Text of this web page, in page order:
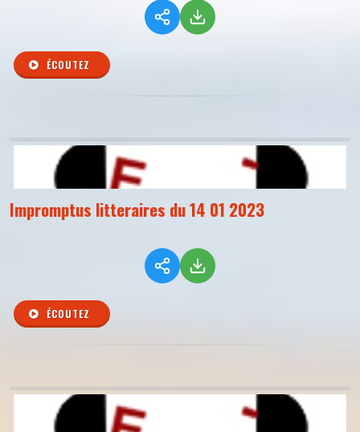
ÉCOUTEZ
Impromptus litteraires du 14 01 2023
ÉCOUTEZ